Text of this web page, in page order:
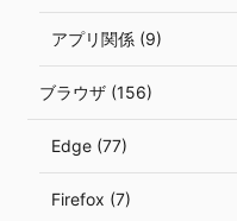
アプリ関係 (9)
ブラウザ (156)
Edge (77)
Firefox (7)